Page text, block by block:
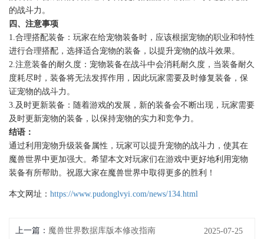
的战斗力。
四、注意事项
1.合理搭配装备：玩家在给宠物装备时，应该根据宠物的职业和特性
进行合理搭配，选择适合宠物的装备，以提升宠物的战斗效果。
2.注意装备的耐久度：宠物装备在战斗中会消耗耐久度，当装备耐久
度耗尽时，装备将无法发挥作用，因此玩家需要及时修复装备，保
证宠物的战斗力。
3.及时更新装备：随着游戏的发展，新的装备会不断出现，玩家需要
及时更新宠物的装备，以保持宠物的实力和竞争力。
结语：
通过利用宠物升级装备属性，玩家可以提升宠物的战斗力，使其在
魔兽世界中更加强大。希望本文对玩家们在游戏中更好地利用宠物
装备有所帮助。祝愿大家在魔兽世界中取得更多的胜利！
本文网址： https://www.pudonglvyi.com/news/134.html
上一篇： 魔兽世界数据库版本修改指南 2025-07-25